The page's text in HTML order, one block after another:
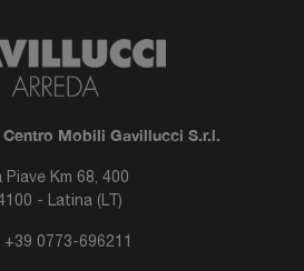
Centro Mobili Gavillucci S.r.l.
Piave Km 68, 400
- Latina (LT)
+39 0773-696211